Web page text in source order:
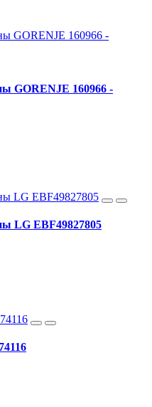
GORENJE 160966 -
LG EBF49827805